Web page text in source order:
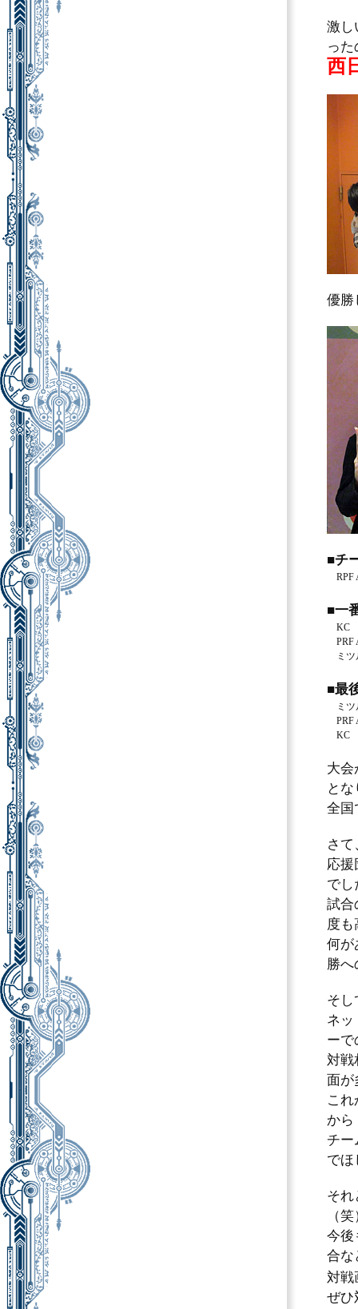
激し
っ
西
優勝
■チ
■一
KC
PRF
ミツ
■最
ミツ
KC
大会
と
全国
さ
応援
でし
試合
度も
何が
勝へ
そし
ネッ
ーで
対戦
面が
こ
から
チー
でほ
それ
（
今後
合な
対戦
ぜひ